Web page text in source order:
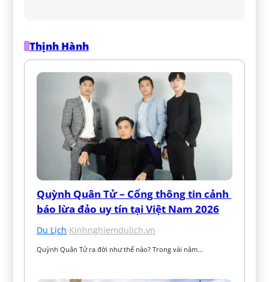
Thịnh Hành
Quỳnh Quân Tử – Cổng thông tin cảnh
báo lừa đảo uy tín tại Việt Nam 2026
Du Lịch·Kinhnghiemdulich.vn
Quỳnh Quân Tử ra đời như thế nào? Trong vài năm…